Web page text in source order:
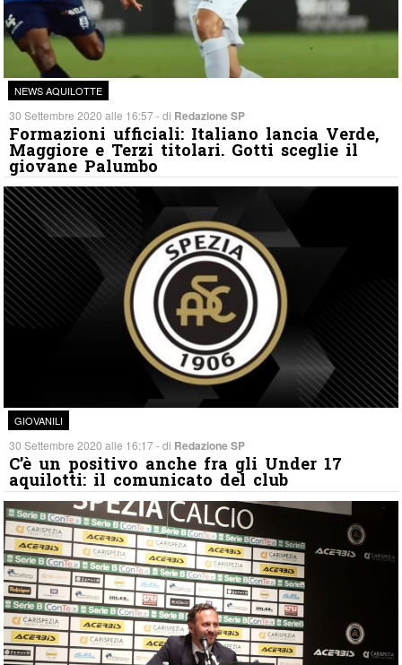
NEWS AQUILOTTE
30 Settembre 2020 alle 16:57 - di Redazione SP
Formazioni ufficiali: Italiano lancia Verde,
Maggiore e Terzi titolari. Gotti sceglie il
giovane Palumbo
GIOVANILI
30 Settembre 2020 alle 16:17 - di Redazione SP
C’è un positivo anche fra gli Under 17
aquilotti: il comunicato del club